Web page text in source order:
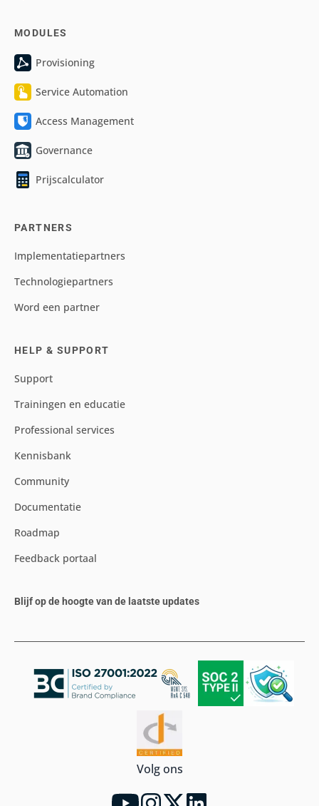
MODULES
Provisioning
Service Automation
Access Management
Governance
Prijscalculator
PARTNERS
Implementatiepartners
Technologiepartners
Word een partner
HELP & SUPPORT
Support
Trainingen en educatie
Professional services
Kennisbank
Community
Documentatie
Roadmap
Feedback portaal
Blijf op de hoogte van de laatste updates
Volg ons